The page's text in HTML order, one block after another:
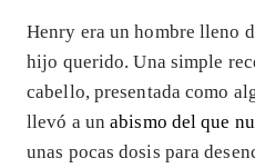
Henry era un hombre lleno
hijo querido. Una simple
cabello, presentada como
llevó a unabismo del que
unas pocas dosis para